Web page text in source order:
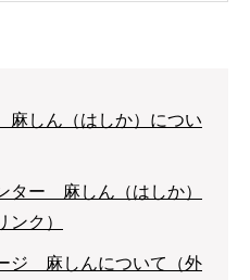
しん（はしか）につい
ター 麻しん（はしか）
ク）
ジ 麻しんについて（外